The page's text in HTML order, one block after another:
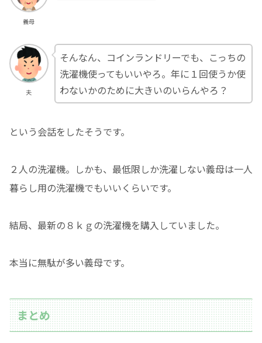
義母
夫
そんなん、コインランドリーでも、こっちの
洗濯機使ってもいいやろ。年に１回使うか使
わないかのために大きいのいらんやろ？
という会話をしたそうです。
２人の洗濯機。しかも、最低限しか洗濯しない義母は一人
暮らし用の洗濯機でもいいくらいです。
結局、最新の８ｋｇの洗濯機を購入していました。
本当に無駄が多い義母です。
まとめ